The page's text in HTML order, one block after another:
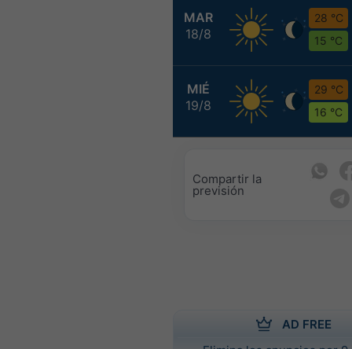
MAR
18/8
28 °C
15 °C
MIÉ
19/8
29 °C
16 °C
Compartir la
previsión
AD FREE